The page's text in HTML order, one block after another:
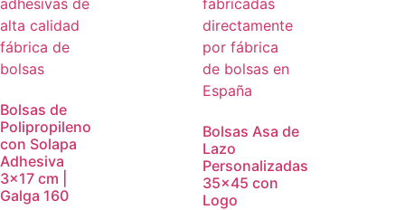
Bolsas de
Polipropileno
con Solapa
Adhesiva
3×17 cm |
Galga 160
Bolsas Asa de
Lazo
Personalizadas
35×45 con
Logo